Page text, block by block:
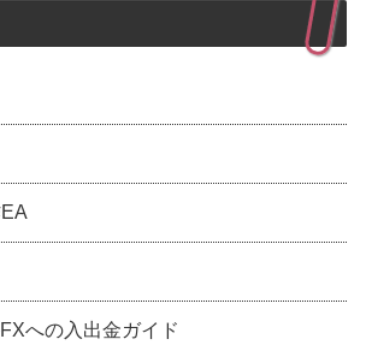
への入出金ガイド